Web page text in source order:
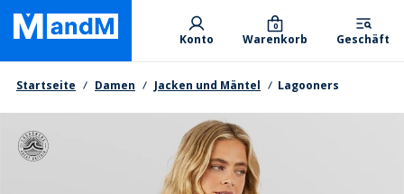
Skip
main
content
Primary departments
Konto Warenkorb
0
Geschäft
Brotkrumen
Startseite Damen Jacken und Mäntel Lagooners